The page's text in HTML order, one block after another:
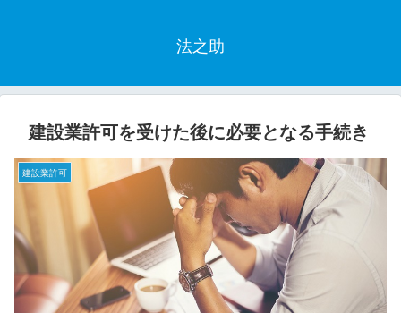
法之助
建設業許可を受けた後に必要となる手続き
建設業許可